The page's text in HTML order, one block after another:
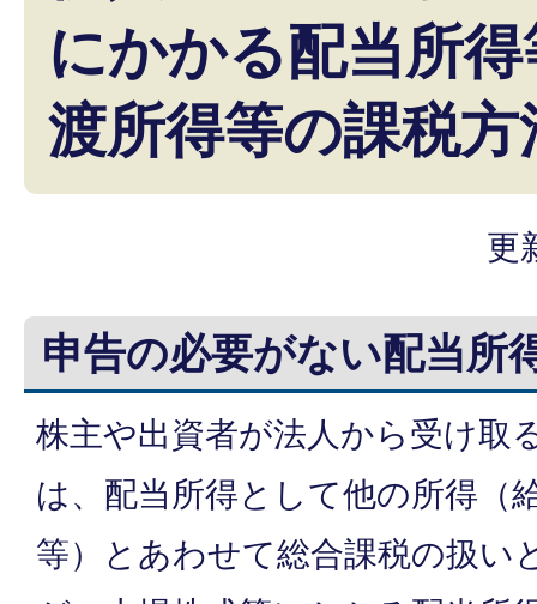
にかかる配当所
渡所得等の課税
更
申告の必要がない配当所
株主や出資者が法人から受け取
は、配当所得として他の所得（
等）とあわせて総合課税の扱い